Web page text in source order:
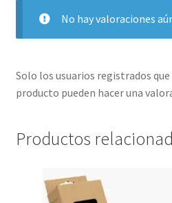
No hay valoraciones
Solo los usuarios registrados
producto pueden hacer una
Productos